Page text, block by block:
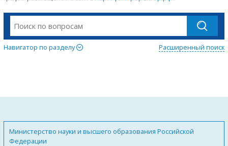
Навигатор по разделу Расширенный поиск
Министерство науки и высшего образования Российской
Федерации